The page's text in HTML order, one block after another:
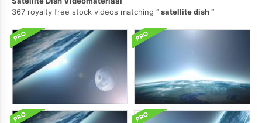
367 royalty free stock videos matching
satellite dish